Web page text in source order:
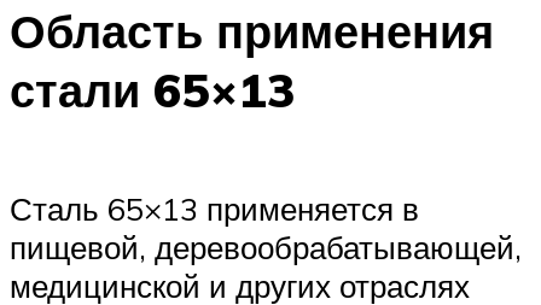
Область применения
стали 65×13
Сталь 65×13 применяется в
пищевой, деревообрабатывающей,
медицинской и других отраслях